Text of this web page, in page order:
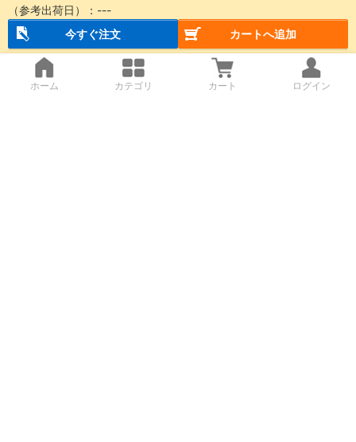
（参考出荷日）： ---
今すぐ注文
カートへ追加
ホーム カテゴリ カート ログイン